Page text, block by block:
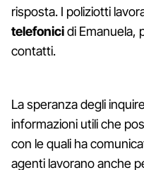
risposta. I poliziotti
telefonicidi Emanuela,
contatti.
La speranza degli
informazioni utili che
con le quali ha
agenti lavorano anche